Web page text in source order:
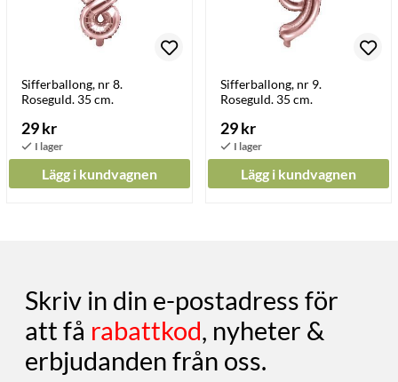
Sifferballong, nr 8.
Roseguld. 35 cm.
29 kr
Lägg i kundvagnen
Sifferballong, nr 9.
Roseguld. 35 cm.
29 kr
Lägg i kundvagnen
Skriv in din e-postadress för
att få rabattkod, nyheter &
erbjudanden från oss.